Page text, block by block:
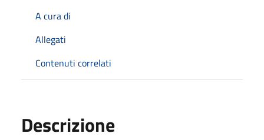
A cura di
Allegati
Contenuti correlati
Descrizione